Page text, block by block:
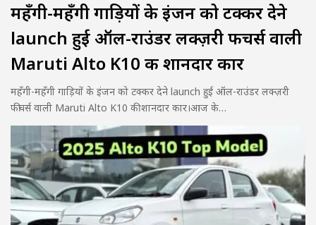
महँगी-महँगी गाड़ियों के इंजन को टक्कर देने
launch हुई ऑल-राउंडर लक्ज़री फीचर्स वाली
Maruti Alto K10 की शानदार कार
महँगी-महँगी गाड़ियों के इंजन को टक्कर देने launch हुई ऑल-राउंडर लक्ज़री
फीचर्स वाली Maruti Alto K10 की शानदार कार।आज के…